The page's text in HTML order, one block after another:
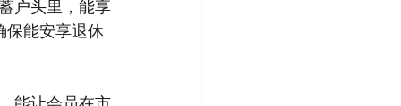
户头里，能享
保能安享退休